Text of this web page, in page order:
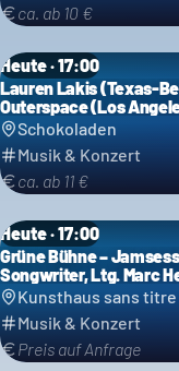
ca. ab 10 €
Heute · 17:00
Lauren Lakis (Texas-
Outerspace (Los
Schokoladen
Musik & Konzert
ca. ab 11 €
Heute · 17:00
Grüne Bühne –
Songwriter, Ltg. Marc
Kunsthaus sans titre
Musik & Konzert
Preis auf Anfrage